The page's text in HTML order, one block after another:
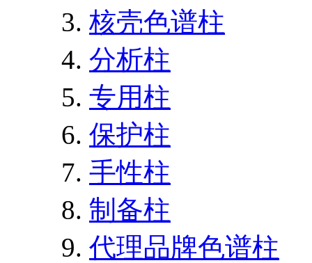
核壳色谱柱
分析柱
专用柱
保护柱
手性柱
制备柱
代理品牌色谱柱